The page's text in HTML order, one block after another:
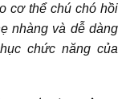
cơ thể chú chó hồi
nhàng và dễ dàng
chức năng của